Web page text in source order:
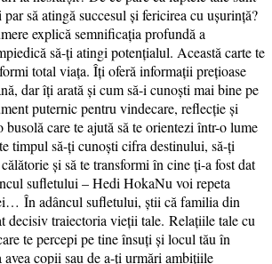
să atingă succesul și fericirea cu ușurință?
explică semnificația profundă a
să-ți atingi potențialul. Această carte te
total viața. Îți oferă informații prețioase
dar îți arată și cum să-i cunoști mai bine pe
puternic pentru vindecare, reflecție și
care te ajută să te orientezi într-o lume
timpul să-ți cunoști cifra destinului, să-ți
și să te transformi în cine ți-a fost dat
sufletului – Hedi HokaNu voi repeta
În adâncul sufletului, știi că familia din
decisiv traiectoria vieții tale. Relațiile tale cu
te percepi pe tine însuți și locul tău în
avea copii sau de a-ţi urmări ambițiile